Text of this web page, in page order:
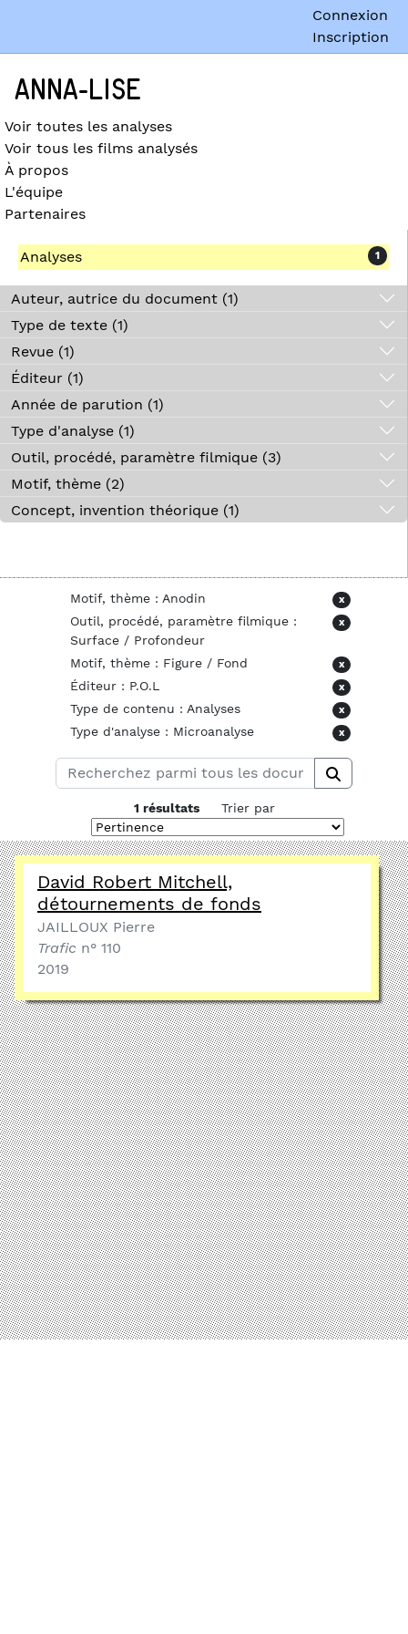
ANNA-LISE
Voir toutes les analyses
Voir tous les films analysés
À propos
L'équipe
Partenaires
Connexion
Inscription
Analyses 1
Auteur, autrice du document (1)
Type de texte (1)
Revue (1)
Éditeur (1)
Année de parution (1)
Type d'analyse (1)
Outil, procédé, paramètre filmique (3)
Motif, thème (2)
Concept, invention théorique (1)
Motif, thème : Anodin x
Outil, procédé, paramètre filmique :
Surface / Profondeur
x
Motif, thème : Figure / Fond x
Éditeur : P.O.L x
Type de contenu : Analyses x
Type d'analyse : Microanalyse x
1 résultats Trier par
David Robert Mitchell,
détournements de fonds
JAILLOUX Pierre
Trafic n° 110
2019